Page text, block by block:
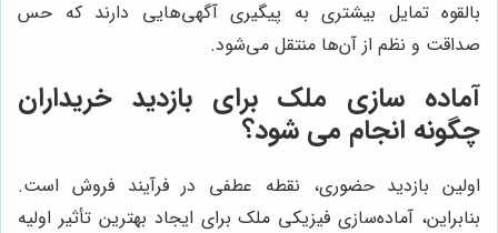
بالقوه تمایل بیشتری به پیگیری آگهی‌هایی دارند که حس
صداقت و نظم از آن‌ها منتقل می‌شود.
آماده سازی ملک برای بازدید خریداران
چگونه انجام می شود؟
اولین بازدید حضوری، نقطه عطفی در فرآیند فروش است.
بنابراین، آماده‌سازی فیزیکی ملک برای ایجاد بهترین تأثیر اولیه